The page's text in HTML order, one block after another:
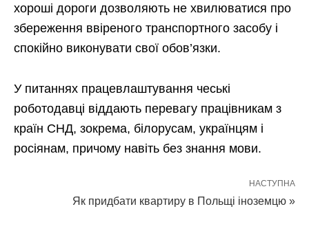
хороші дороги дозволяють не хвилюватися про
збереження ввіреного транспортного засобу і
спокійно виконувати свої обов’язки.
У питаннях працевлаштування чеські
роботодавці віддають перевагу працівникам з
країн СНД, зокрема, білорусам, українцям і
росіянам, причому навіть без знання мови.
НАСТУПНА
Як придбати квартиру в Польщі іноземцю »